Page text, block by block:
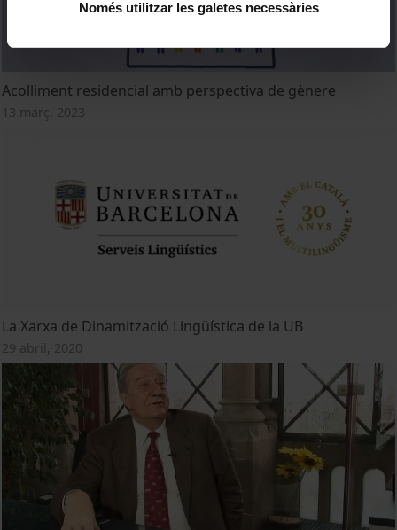
Només utilitzar les galetes necessàries
Acolliment residencial amb perspectiva de gènere
13 març, 2023
La Xarxa de Dinamització Lingüística de la UB
29 abril, 2020